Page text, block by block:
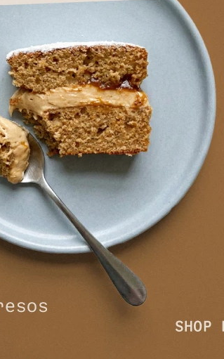
QUE TE PUEDEN INTERESAR